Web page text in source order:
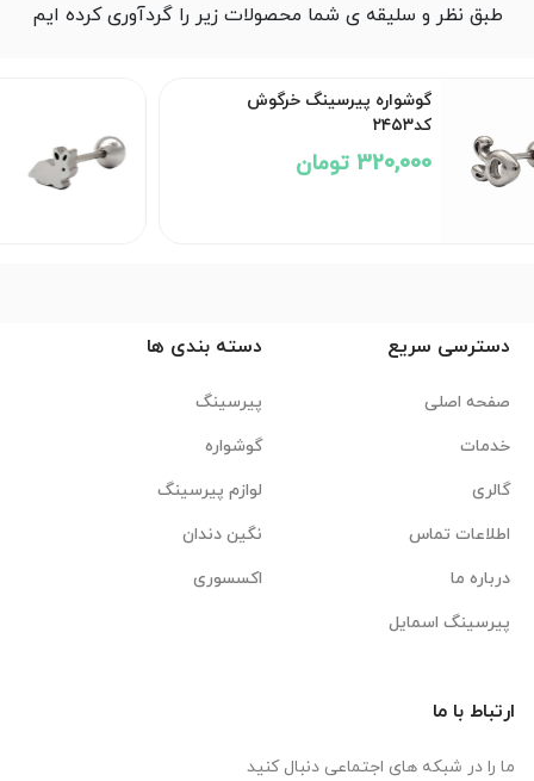
طبق نظر و سلیقه ی شما محصولات زیر را گردآوری کرده ایم
گوشواره پیرسینگ خرگوش
کد۲۴۴۴
320,000 تومان
دسترسی سریع
صفحه اصلی
خدمات
گالری
اطلاعات تماس
درباره ما
پیرسینگ اسمایل
دسته بندی ها
پیرسینگ
گوشواره
لوازم پیرسینگ
نگین دندان
اکسسوری
ارتباط با ما
ما را در شبکه های اجتماعی دنبال کنید